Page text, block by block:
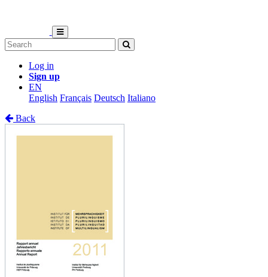
Log in
Sign up
EN
English Français Deutsch Italiano
Back